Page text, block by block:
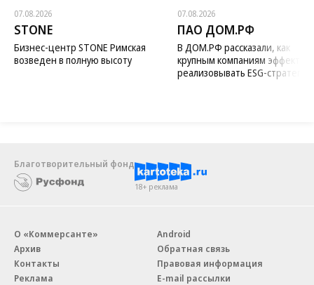
07.08.2026
STONE
Бизнес-центр STONE Римская
возведен в полную высоту
07.08.2026
ПАО ДОМ.РФ
В ДОМ.РФ рассказали, как
крупным компаниям
реализовывать ESG-стратегию
Благотворительный фонд
18+ реклама
О «Коммерсанте»
Архив
Контакты
Реклама
Android
Обратная связь
Правовая информация
E-mail рассылки